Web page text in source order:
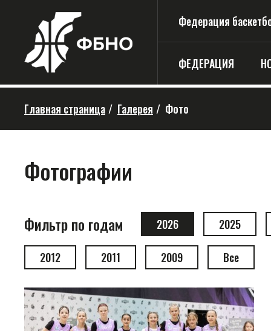
Федерация
ФЕДЕРАЦИЯ
Главная страница / Галерея / Фото
Фотографии
Фильтр по годам 2026 2025
2012 2011 2009 Все